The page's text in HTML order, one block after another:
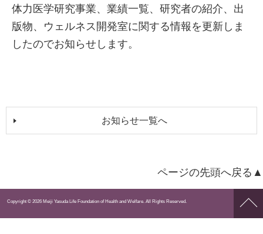
体力医学研究事業、業績一覧、研究者の紹介、出
版物、ウェルネス開発室に関する情報を更新しま
したのでお知らせします。
お知らせ一覧へ
ページの先頭へ戻る▲
ペー
Copyright © 2026 Meiji Yasuda Life Foundation of Health and Welfare. All Rights Reserved.